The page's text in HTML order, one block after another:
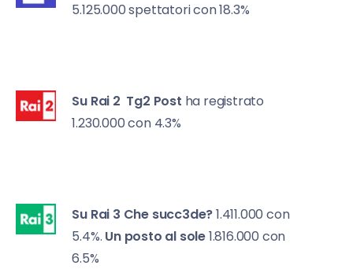
5.125.000 spettatori con 18.3%
Su Rai 2 Tg2 Post ha registrato
1.230.000 con 4.3%
Su Rai 3 Che succ3de?1.411.000 con
5.4%. Un posto al sole1.816.000 con
6.5%